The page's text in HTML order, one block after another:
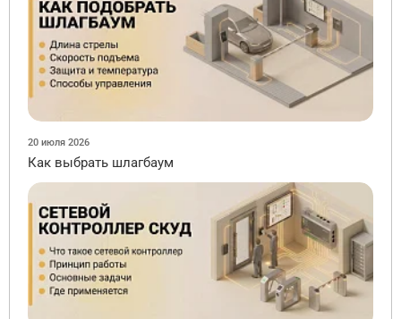
20 июля 2026
Как выбрать шлагбаум